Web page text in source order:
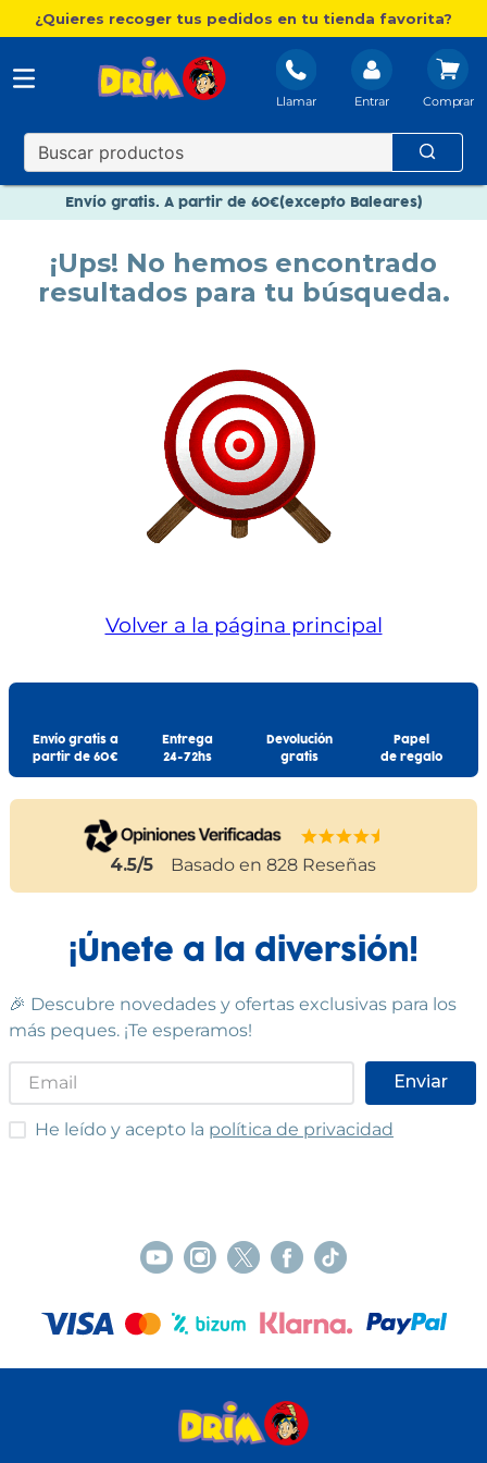
¿Quieres recoger tus pedidos en tu tienda favorita?
Llamar Entrar
Envío gratis. A partir de 60€(excepto Baleares)
Nuevo catálogo Aire Libre
Paga en 3 plazos sin intereses
¡Ups! No hemos encontrado
resultados para tu búsqueda.
Volver a la página principal
Envío gratis a
partir de 60€
Entrega
24-72hs
Devolución
gratis
Papel
de regalo
4.5/5 Basado en 828 Reseñas
¡Únete a la diversión!
🎉 Descubre novedades y ofertas exclusivas para los
más peques. ¡Te esperamos!
Enviar
He leído y acepto las condiciones
He leído y acepto la política de privacidad